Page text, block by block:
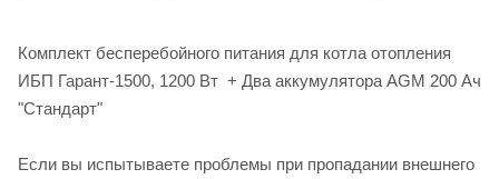
Комплект бесперебойного питания для котла отопления
ИБП Гарант-1500, 1200 Вт + Два аккумулятора AGM 200 Ач
"Стандарт"
Если вы испытываете проблемы при пропадании внешнего